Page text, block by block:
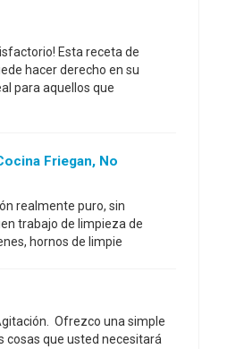
Esta receta de
hacer derecho en su
para aquellos que
Friegan, No
realmente puro, sin
trabajo de limpieza de
hornos de limpie
Ofrezco una simple
cosas que usted necesitará